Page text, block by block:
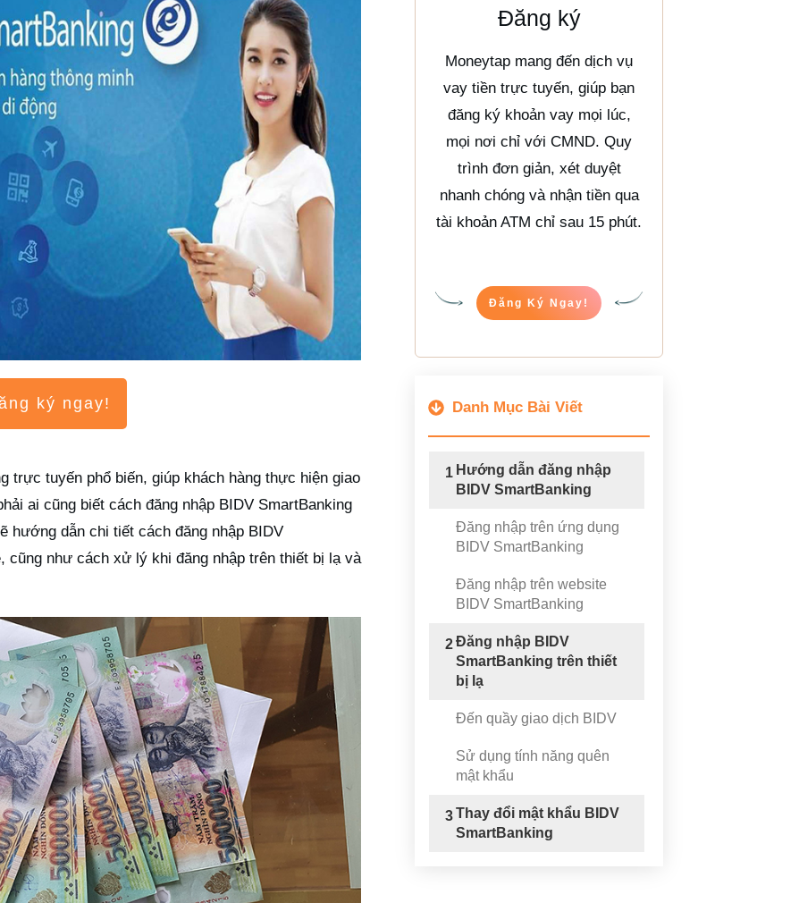
ký ngay!
trực tuyến phổ biến, giúp khách hàng thực hiện giao
ai cũng biết cách đăng nhập BIDV SmartBanking
hướng dẫn chi tiết cách đăng nhập BIDV
cũng như cách xử lý khi đăng nhập trên thiết bị lạ và
Đăng ký
Moneytap mang đến dịch vụ
vay tiền trực tuyến, giúp bạn
đăng ký khoản vay mọi lúc,
mọi nơi chỉ với CMND. Quy
trình đơn giản, xét duyệt
nhanh chóng và nhận tiền qua
tài khoản ATM chỉ sau 15 phút.
Đăng Ký Ngay!
Danh Mục Bài Viết
1 Hướng dẫn đăng nhập
BIDV SmartBanking
Đăng nhập trên ứng dụng
BIDV SmartBanking
Đăng nhập trên website
BIDV SmartBanking
2Đăng nhập BIDV
SmartBanking trên thiết
bị lạ
Đến quầy giao dịch BIDV
Sử dụng tính năng quên
mật khẩu
3Thay đổi mật khẩu BIDV
SmartBanking